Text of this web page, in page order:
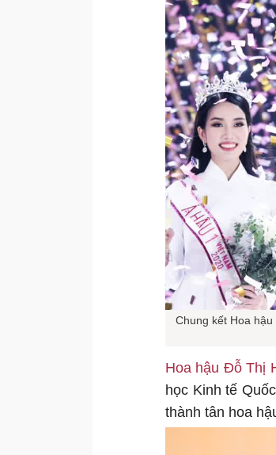
Chung kết Hoa
Hoa hậu Đỗ Thị
học Kinh tế
thành tân hoa